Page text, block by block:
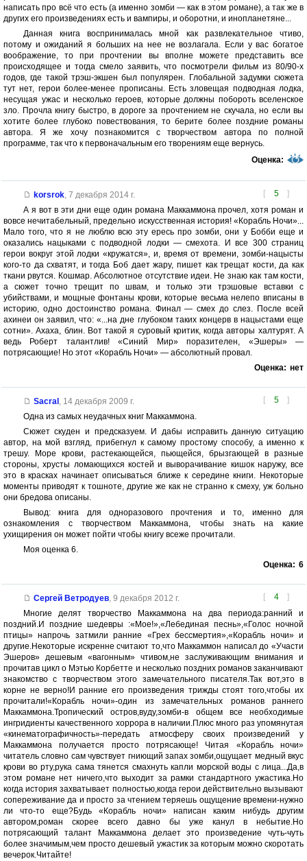
написать про всё что есть (а именно зомби — как в этом романе), а так же в
других его произведениях есть и вампиры, и оборотни, и инопланетяне...
Данная книга воспринималась мной как развлекательное чтиво,
потому и ожиданий я больших на нее не возлагала. Если у вас богатое
воображение, то при прочтении вы вполне можете представить все
происходящее и тогда смело заявить, что посмотрели фильм из 80/90-х
годов, где такой трэш-экшен был популярен. Глобальной задумки сюжета
тут нет, герои более-менее прописаны. Есть зловещая подводная лодка,
несущая ужас и несколько героев, которые должны побороть вселенское
зло. Прочла книгу быстро, в дороге за прочтением не скучала, но если вы
хотите более глубоко повествования, то берите более поздние романы
автора. Я же хочу познакомится с творчеством автора по полной
программе, так что к первоначальным его творениям еще вернусь.
Оценка:
[ 5 ]
korsrok, 7 декабря 2014 г.
А я вот в эти дни еще один романа Маккаммона прочел, хотя роман и
вовсе нечитабельный, предельно искусственная история! «Корабль Ночи»...
Мало того, что я не люблю всю эту ересь про зомби, они у Бобби еще и
оказались нацыками с подводной лодки — смехота. И все 300 страниц
герои вокруг этой лодки «кружатся», и, время от времени, зомби-нацысты
кого-то да схватят, и тогда Боб дает жару, пишет как трещат кости, да как
ткани рвутся. Кошмар. Абсолютное отсутствие идеи. Не знаю как там кости,
а сюжет точно трещит по швам, и только эти трэшовые вставки с
убийствами, и мощные фонтаны крови, которые весьма нелепо вписаны в
историю, одно достоинство романа. Финал — смех до слез. После всей
ахинеи он заявил, что: «...на дне глубоком таких концерв в нацыстами еще
сотни». Ахаха, блин. Вот такой я суровый критик, когда авторы халтурят. А
ведь Роберт талантлив! «Синий Мир» поразителен, «Эшеры» —
потрясающие! Но этот «Корабль Ночи» — абсолютный провал.
Оценка: нет
[ 5 ]
Sacral , 14 декабря 2009 г.
Одна из самых неудачных книг Маккаммона.
Сюжет скуден и предсказуем. И дабы исправить данную ситуацию
автор, на мой взгляд, прибегнул к самому простому способу, а именно к
трешу. Море крови, растекающейся, пьющейся, брызгающей в разные
стороны, хрусты ломающихся костей и выворачивание кишок наружу, все
это в красках начинает описываться ближе к середине книги. Некоторые
моменты приводят к тошноте, другие же как не странно к смеху, уж больно
они бредова описаны.
Вывод: книга для одноразового прочтения и то, именно для
ознакомления с творчеством Маккаммона, чтобы знать на какие
ухищирения он может пойти чтобы книгу всеже прочитали.
Моя оценка 6.
Оценка: 6
[ 4 ]
Сергей Ветродуев, 9 декабря 2012 г.
Многие делят творчество Маккаммона на два периода:ранний и
поздний.И поздние шедевры :«Мое!»,«Лебединая песнь»,«Голос ночной
птицы» напрочь затмили ранние «Грех бессмертия»,«Корабль ночи» и
другие.Некоторые искренне считают то,что Маккаммон написал до «Участи
Эшеров» дешевым «вагонным» чтивом,не заслуживающим внимания и
прочитав цикл о Мэтью Корбетте и несколько поздних романов заканчивают
знакомство с творчеством этого замечательного писателя.Так вот,это в
корне не верно!И ранние его произведения трижды стоят того,чтобы их
прочитали!«Корабль ночи»-один из замечательных романов раннего
Маккаммона.Тропический остров,вуду,зомби-в общем все необходимые
ингридиенты качественного хоррора в наличии.Плюс много раз упомянутая
«кинематографичность»-передать атмосферу своих произведений у
Маккаммона получается просто потрясающе! Читая «Корабль ночи»
читатель словно сам чувствует гниющий запах зомби,ощущает медный вкус
крови во рту,рука сама тянется смахнуть капли морской воды с лица...Да,в
этом романе нет ничего,что выходит за рамки стандартного ужастика.Но
когда история захватывает полностью,когда герои действительно вызывают
сопереживание да и просто за чтением теряешь ощущение времени-нужно
ли что-то еще?Будь «Корабль ночи» написан каким нибудь другим
автором,роман скорее всего давно бы уже канул в небытие.Но
потрясающий талант Маккаммона делает это произведение чуть-чуть
более значимым,чем просто дешевый ужастик за которым можно скоротать
вечерок.Читайте!